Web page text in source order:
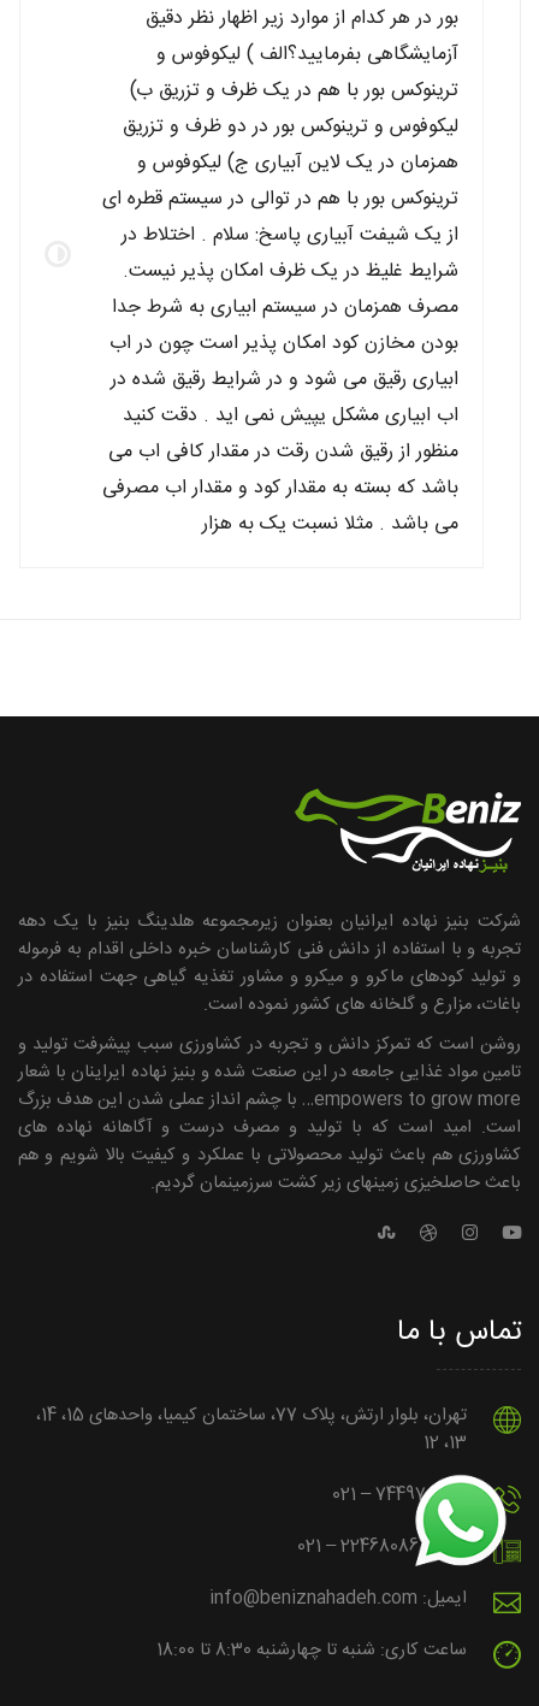
بور در هر کدام از موارد زیر اظهار نظر دقیق
آزمایشگاهی بفرمایید؟الف ) لیکوفوس و
ترینوکس بور با هم در یک ظرف و تزریق ب)
لیکوفوس و ترینوکس بور در دو ظرف و تزریق
همزمان در یک لاین آبیاری ج) لیکوفوس و
ترینوکس بور با هم در توالی در سیستم قطره ای
از یک شیفت آبیاری پاسخ: سلام . اختلاط در
شرایط غلیظ در یک ظرف امکان پذیر نیست.
مصرف همزمان در سیستم ابیاری به شرط جدا
بودن مخازن کود امکان پذیر است چون در اب
ابیاری رقیق می شود و در شرایط رقیق شده در
اب ابیاری مشکل یپیش نمی اید . دقت کنید
منظور از رقیق شدن رقت در مقدار کافی اب می
باشد که بسته به مقدار کود و مقدار اب مصرفی
می باشد . مثلا نسبت یک به هزار
شرکت بنیز نهاده ایرانیان بعنوان زیرمجموعه هلدینگ بنیز با یک دهه
تجربه و با استفاده از دانش فنی کارشناسان خبره داخلی اقدام به فرموله
و تولید کودهای ماکرو و میکرو و مشاور تغذیه گیاهی جهت استفاده در
باغات، مزارع و گلخانه های کشور نموده است.
روشن است که تمرکز دانش و تجربه در کشاورزی سبب پیشرفت تولید و
تامین مواد غذایی جامعه در این صنعت شده و بنیز نهاده ایراینان با شعار
empowers to grow more… با چشم انداز عملی شدن این هدف بزرگ
است. امید است که با تولید و مصرف درست و آگاهانه نهاده ­های
کشاورزی هم باعث تولید محصولاتی با عملکرد و کیفیت بالا شویم و هم
باعث حاصلخیزی زمین­های زیر کشت سرزمینمان گردیم.
تماس با ما
تهران، بلوار ارتش، پلاک 77، ساختمان کیمیا، واحدهای 15، 14،
تلفن: 74497 – 021
فکس: 22468086 – 021
ایمیل: info@beniznahadeh.com
ساعت کاری: شنبه تا چهارشنبه 8:30 تا 18:00